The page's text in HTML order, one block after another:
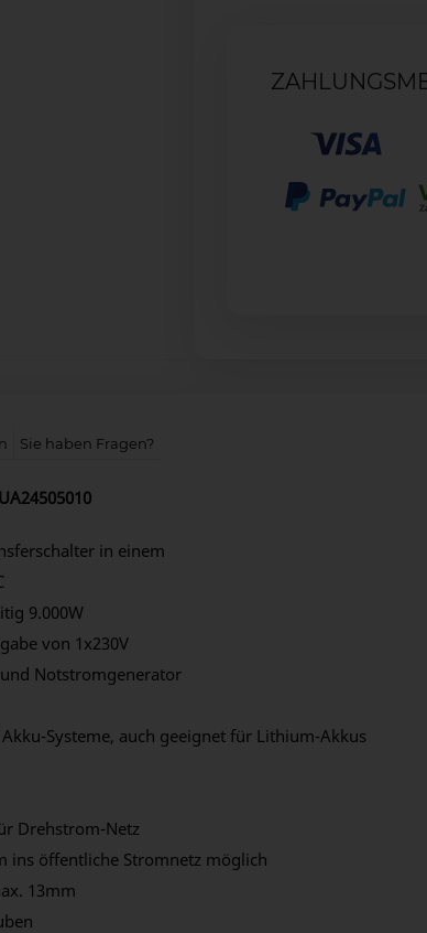
Sie haben Fragen?
in einem
9.000W
von 1x230V
Notstromgenerator
Systeme, auch geeignet für Lithium-Akkus
Drehstrom-Netz
ins öffentliche Stromnetz möglich
13mm